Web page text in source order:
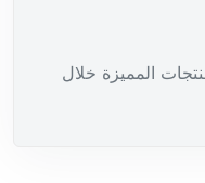
المميزة خلال